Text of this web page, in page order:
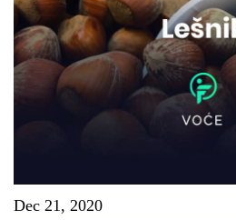
Dec 21, 2020